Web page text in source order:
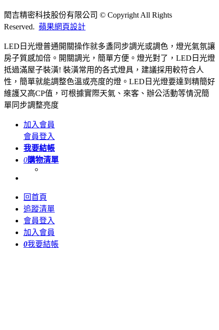
閎吉精密科技股份有限公司 © Copyright All Rights
Reserved. 蘋果網頁設計
LED日光燈普通開關操作就多盞同步調光或調色，燈光氣氛讓
房子質感加倍。開關調光，簡單方便。燈光對了，LED日光燈
抵過滿屋子裝潢! 裝潢常用的各式燈具，建議採用較符合人
性，簡單就能調整色溫或亮度的燈。LED日光燈要達到精簡好
維護又高CP值，可根據實際天氣、來客、辦公活動等情況簡
單同步調整亮度
加入會員
會員登入
我要結帳
0購物清單
回首頁
追蹤清單
會員登入
加入會員
0我要結帳